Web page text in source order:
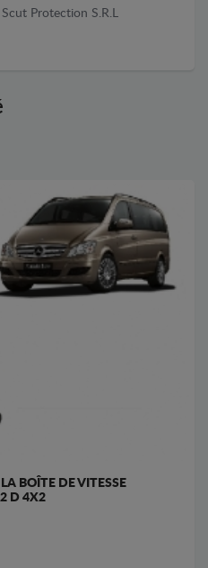
Scut Protection S.R.L
BOÎTE DE VITESSE
D 4X2